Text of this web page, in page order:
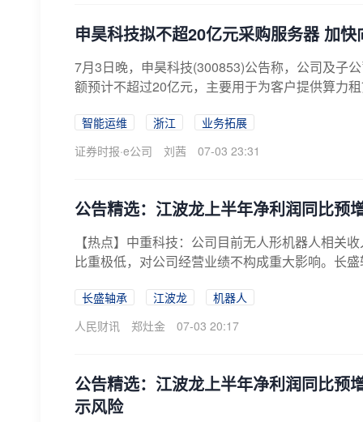
申昊科技拟不超20亿元采购服务器 加
7月3日晚，申昊科技(300853)公告称，公司及子
额预计不超过20亿元，主要用于为客户提供算力
智能运维 浙江
业务拓展
证券时报·e公司
刘茜 07-03 23:31
公告精选：江波龙上半年净利润同比
【热点】中重科技：公司目前无人形机器人相关
比重极低，对公司经营业绩不构成重大影响。长
长盛轴承 江波龙
机器人
人民财讯
郑灶金 07-03 20:17
公告精选：江波龙上半年净利润同比
示风险